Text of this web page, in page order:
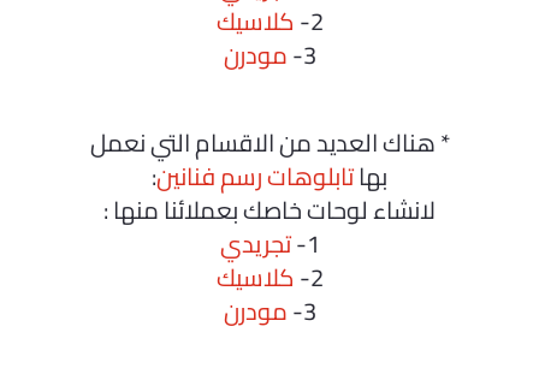
2- كلاسيك
3- مودرن
* هناك العديد من الاقسام التي نعمل
بهاتابلوهات رسم فنانين:
لانشاء لوحات خاصك بعملائنا منها :
1- تجريدي
2- كلاسيك
3- مودرن